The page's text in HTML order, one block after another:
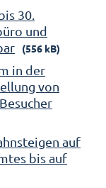
30.
und
(556 kB)
in der
von
auf
bis auf